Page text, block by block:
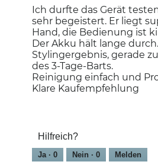
Sternen.
Ich durfte das Gerät
sehr begeistert. Er liegt
Hand, die Bedienung ist
Der Akku hält lange
Stylingergebnis, gerade
des 3-Tage-Barts.
Reinigung einfach und
Klare Kaufempfehlung
Hilfreich?
Ja · 0 Nein · 0 Melden